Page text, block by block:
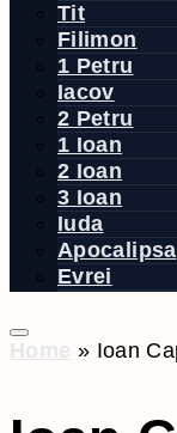
Tit
Filimon
1 Petru
Iacov
2 Petru
1 Ioan
2 Ioan
3 Ioan
Iuda
Apocalipsa
Evrei
Home » Ioan